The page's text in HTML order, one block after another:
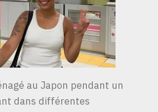
au Japon pendant un
dans différentes